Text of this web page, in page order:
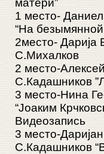
матери”
1 место-
“На
2место- Дарија
С.Михалков
2 место-
С.Кадашников
3 место-Нина
“Јоаким
Видеозапись
3 место-
С.Кадашников